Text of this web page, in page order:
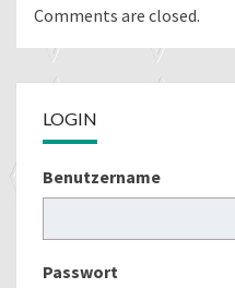
Comments are closed.
LOGIN
Benutzername
Passwort